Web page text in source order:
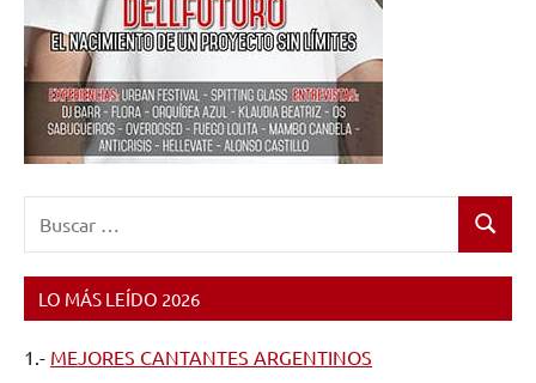
Buscar
LO MÁS LEÍDO 2026
1.- MEJORES CANTANTES ARGENTINOS